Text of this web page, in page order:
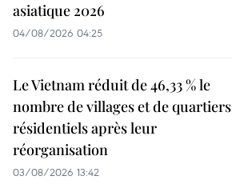
asiatique 2026
04/08/2026 04:25
Le Vietnam réduit de 46,33 % le
nombre de villages et de quartiers
résidentiels après leur
réorganisation
03/08/2026 13:42